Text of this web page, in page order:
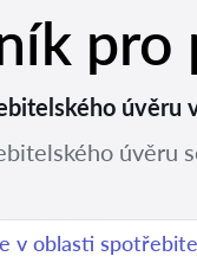
úvěru
úvěru
v oblasti